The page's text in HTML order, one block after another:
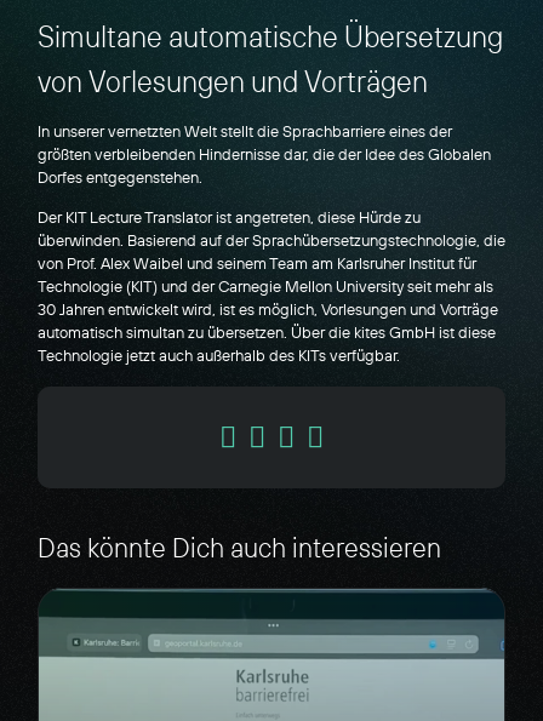
Simultane automatische Übersetzung
von Vorlesungen und Vorträgen
In unserer vernetzten Welt stellt die Sprachbarriere eines der
größten verbleibenden Hindernisse dar, die der Idee des Globalen
Dorfes entgegenstehen.
Der KIT Lecture Translator ist angetreten, diese Hürde zu
überwinden. Basierend auf der Sprachübersetzungstechnologie, die
von Prof. Alex Waibel und seinem Team am Karlsruher Institut für
Technologie (KIT) und der Carnegie Mellon University seit mehr als
30 Jahren entwickelt wird, ist es möglich, Vorlesungen und Vorträge
automatisch simultan zu übersetzen. Über die kites GmbH ist diese
Technologie jetzt auch außerhalb des KITs verfügbar.
Das könnte Dich auch interessieren